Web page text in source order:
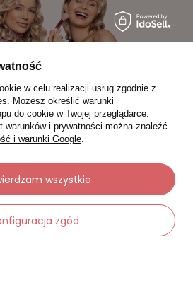
w celu realizacji usług zgodnie z
. Możesz określić warunki
do cookie w Twojej przeglądarce.
warunków i prywatności można znaleźć
i warunki Google.
zgód
wszystkie